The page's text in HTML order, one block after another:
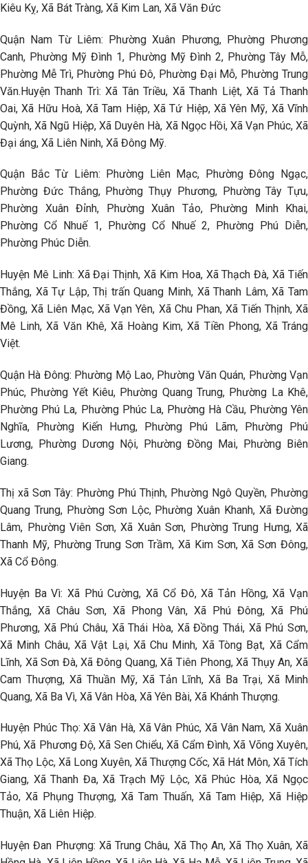
Kiêu Kỵ, Xã Bát Tràng, Xã Kim Lan, Xã Văn Đức
Quận Nam Từ Liêm: Phường Xuân Phương, Phường Phương
Canh, Phường Mỹ Đình 1, Phường Mỹ Đình 2, Phường Tây Mỗ,
Phường Mễ Trì, Phường Phú Đô, Phường Đại Mỗ, Phường Trung
Văn.Huyện Thanh Trì: Xã Tân Triều, Xã Thanh Liệt, Xã Tả Thanh
Oai, Xã Hữu Hoà, Xã Tam Hiệp, Xã Tứ Hiệp, Xã Yên Mỹ, Xã Vĩnh
Quỳnh, Xã Ngũ Hiệp, Xã Duyên Hà, Xã Ngọc Hồi, Xã Vạn Phúc, Xã
Đại áng, Xã Liên Ninh, Xã Đông Mỹ.
Quận Bắc Từ Liêm: Phường Liên Mạc, Phường Đông Ngạc,
Phường Đức Thắng, Phường Thụy Phương, Phường Tây Tựu,
Phường Xuân Đỉnh, Phường Xuân Tảo, Phường Minh Khai,
Phường Cổ Nhuế 1, Phường Cổ Nhuế 2, Phường Phú Diễn,
Phường Phúc Diễn.
Huyện Mê Linh: Xã Đại Thịnh, Xã Kim Hoa, Xã Thạch Đà, Xã Tiến
Thắng, Xã Tự Lập, Thị trấn Quang Minh, Xã Thanh Lâm, Xã Tam
Đồng, Xã Liên Mạc, Xã Vạn Yên, Xã Chu Phan, Xã Tiến Thịnh, Xã
Mê Linh, Xã Văn Khê, Xã Hoàng Kim, Xã Tiền Phong, Xã Tráng
Việt.
Quận Hà Đông: Phường Mộ Lao, Phường Văn Quán, Phường Vạn
Phúc, Phường Yết Kiêu, Phường Quang Trung, Phường La Khê,
Phường Phú La, Phường Phúc La, Phường Hà Cầu, Phường Yên
Nghĩa, Phường Kiến Hưng, Phường Phú Lãm, Phường Phú
Lương, Phường Dương Nội, Phường Đồng Mai, Phường Biên
Giang.
Thị xã Sơn Tây: Phường Phú Thịnh, Phường Ngô Quyền, Phường
Quang Trung, Phường Sơn Lộc, Phường Xuân Khanh, Xã Đường
Lâm, Phường Viên Sơn, Xã Xuân Sơn, Phường Trung Hưng, Xã
Thanh Mỹ, Phường Trung Sơn Trầm, Xã Kim Sơn, Xã Sơn Đông,
Xã Cổ Đông.
Huyện Ba Vì: Xã Phú Cường, Xã Cổ Đô, Xã Tản Hồng, Xã Vạn
Thắng, Xã Châu Sơn, Xã Phong Vân, Xã Phú Đông, Xã Phú
Phương, Xã Phú Châu, Xã Thái Hòa, Xã Đồng Thái, Xã Phú Sơn,
Xã Minh Châu, Xã Vật Lại, Xã Chu Minh, Xã Tòng Bạt, Xã Cẩm
Lĩnh, Xã Sơn Đà, Xã Đông Quang, Xã Tiên Phong, Xã Thụy An, Xã
Cam Thượng, Xã Thuần Mỹ, Xã Tản Lĩnh, Xã Ba Trại, Xã Minh
Quang, Xã Ba Vì, Xã Vân Hòa, Xã Yên Bài, Xã Khánh Thượng.
Huyện Phúc Thọ: Xã Vân Hà, Xã Vân Phúc, Xã Vân Nam, Xã Xuân
Phú, Xã Phương Độ, Xã Sen Chiểu, Xã Cẩm Đình, Xã Võng Xuyên,
Xã Thọ Lộc, Xã Long Xuyên, Xã Thượng Cốc, Xã Hát Môn, Xã Tích
Giang, Xã Thanh Đa, Xã Trạch Mỹ Lộc, Xã Phúc Hòa, Xã Ngọc
Tảo, Xã Phụng Thượng, Xã Tam Thuấn, Xã Tam Hiệp, Xã Hiệp
Thuận, Xã Liên Hiệp.
Huyện Đan Phượng: Xã Trung Châu, Xã Thọ An, Xã Thọ Xuân, Xã